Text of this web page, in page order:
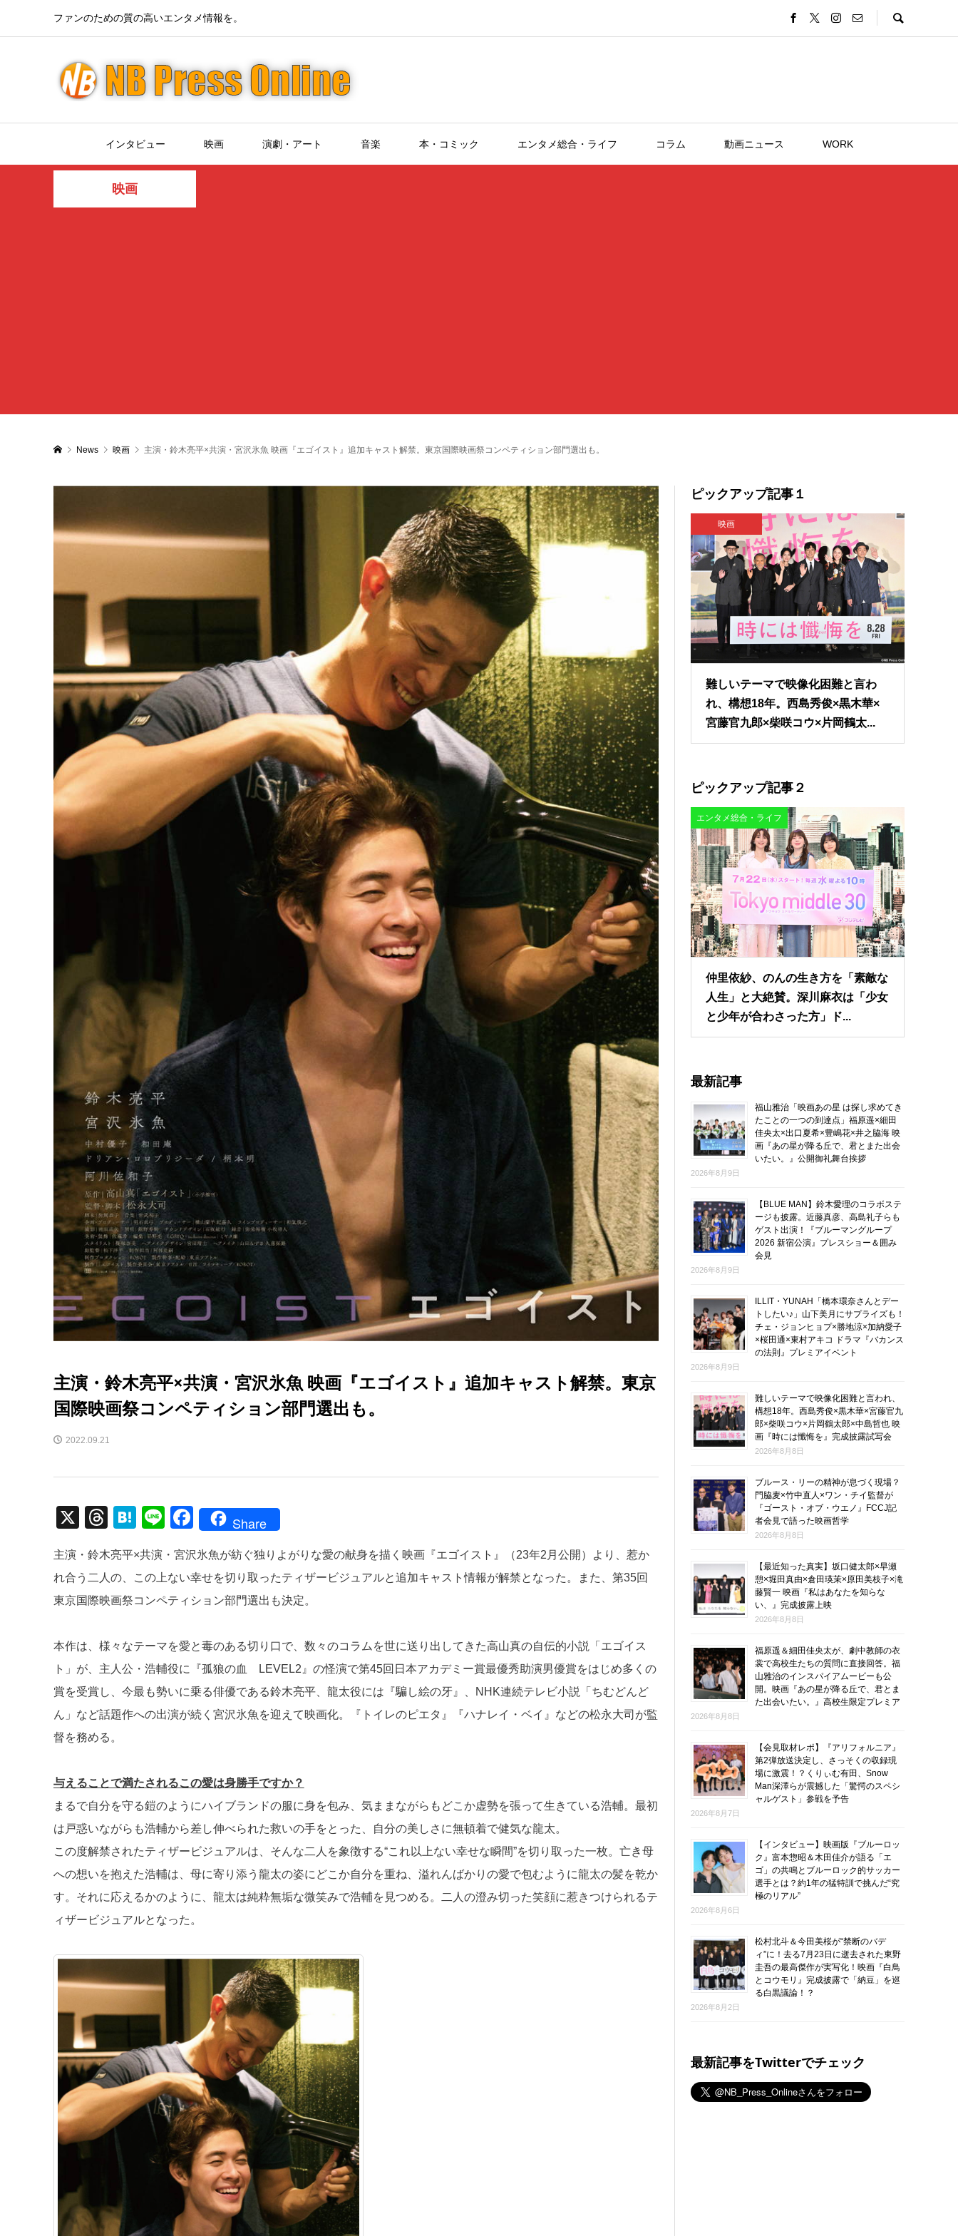
ファンのための質の高いエンタメ情報を。
インタビュー 映画 演劇・アート 音楽 本・コミック エンタメ総合・ライフ コラム 動画ニュース WORK
映画
News 映画 主演・鈴木亮平×共演・宮沢氷魚 映画『エゴイスト』追加キャスト解禁。東京国際映画祭コンペティション部門選出も。
主演・鈴木亮平×共演・宮沢氷魚 映画『エゴイスト』追加キャスト解禁。東京
国際映画祭コンペティション部門選出も。
2022.09.21
X
T
e
a
d
H
e
n
a
Li
e
F
c
e
b
o
k
Share
主演・鈴木亮平×共演・宮沢氷魚が紡ぐ独りよがりな愛の献身を描く映画『エゴイスト』（23年2月公開）より、惹か
れ合う二人の、この上ない幸せを切り取ったティザービジュアルと追加キャスト情報が解禁となった。また、第35回
東京国際映画祭コンペティション部門選出も決定。
本作は、様々なテーマを愛と毒のある切り口で、数々のコラムを世に送り出してきた高山真の自伝的小説「エゴイス
ト」が、主人公・浩輔役に『孤狼の血 LEVEL2』の怪演で第45回日本アカデミー賞最優秀助演男優賞をはじめ多くの
賞を受賞し、今最も勢いに乗る俳優である鈴木亮平、龍太役には『騙し絵の牙』、NHK連続テレビ小説「ちむどんど
ん」など話題作への出演が続く宮沢氷魚を迎えて映画化。『トイレのピエタ』『ハナレイ・ベイ』などの松永大司が監
督を務める。
与えることで満たされるこの愛は身勝手ですか？
まるで自分を守る鎧のようにハイブランドの服に身を包み、気ままながらもどこか虚勢を張って生きている浩輔。最初
は戸惑いながらも浩輔から差し伸べられた救いの手をとった、自分の美しさに無頓着で健気な龍太。
この度解禁されたティザービジュアルは、そんな二人を象徴する“これ以上ない幸せな瞬間”を切り取った一枚。亡き母
への想いを抱えた浩輔は、母に寄り添う龍太の姿にどこか自分を重ね、溢れんばかりの愛で包むように龍太の髪を乾か
す。それに応えるかのように、龍太は純粋無垢な微笑みで浩輔を見つめる。二人の澄み切った笑顔に惹きつけられるテ
ィザービジュアルとなった。
ピックアップ記事１
映画
難しいテーマで映像化困難と言わ
れ、構想18年。西島秀俊×黒木華×
宮藤官九郎×柴咲コウ×片岡鶴太...
ピックアップ記事２
エンタメ総合・ライフ
仲里依紗、のんの生き方を「素敵な
人生」と大絶賛。深川麻衣は「少女
と少年が合わさった方」ド...
最新記事
福山雅治「映画あの星 は探し求めてき
たことの一つの到達点」福原遥×細田
佳央太×出口夏希×豊嶋花×井之脇海 映
画『あの星が降る丘で、君とまた出会
いたい。』公開御礼舞台挨拶
2026年8月9日
【BLUE MAN】鈴木愛理のコラボステ
ージも披露。近藤真彦、高島礼子らも
ゲスト出演！『ブルーマングループ
2026 新宿公演』プレスショー＆囲み
会見
2026年8月9日
ILLIT・YUNAH「橋本環奈さんとデー
トしたい♪」山下美月にサプライズも！
チェ・ジョンヒョプ×勝地涼×加納愛子
×桜田通×東村アキコ ドラマ『バカンス
の法則』プレミアイベント
2026年8月9日
難しいテーマで映像化困難と言われ、
構想18年。西島秀俊×黒木華×宮藤官九
郎×柴咲コウ×片岡鶴太郎×中島哲也 映
画『時には懺悔を』完成披露試写会
2026年8月8日
ブルース・リーの精神が息づく現場？
門脇麦×竹中直人×ワン・チイ監督が
『ゴースト・オブ・ウエノ』FCCJ記
者会見で語った映画哲学
2026年8月8日
【最近知った真実】坂口健太郎×早瀬
憩×堀田真由×倉田瑛茉×原田美枝子×滝
藤賢一 映画『私はあなたを知らな
い、』完成披露上映
2026年8月8日
福原遥＆細田佳央太が、劇中教師の衣
裳で高校生たちの質問に直接回答。福
山雅治のインスパイアムービーも公
開。映画『あの星が降る丘で、君とま
た出会いたい。』高校生限定プレミア
2026年8月8日
【会見取材レポ】『アリフォルニア』
第2弾放送決定し、さっそくの収録現
場に激震！？くりぃむ有田、Snow
Man深澤らが震撼した「驚愕のスペシ
ャルゲスト」参戦を予告
2026年8月7日
【インタビュー】映画版『ブルーロッ
ク』富本惣昭＆木田佳介が語る「エ
ゴ」の共鳴とブルーロック的サッカー
選手とは？約1年の猛特訓で挑んだ“究
極のリアル”
2026年8月6日
松村北斗＆今田美桜が“禁断のバデ
ィ”に！去る7月23日に逝去された東野
圭吾の最高傑作が実写化！映画『白鳥
とコウモリ』完成披露で「納豆」を巡
る白黒議論！？
2026年8月2日
最新記事をTwitterでチェック